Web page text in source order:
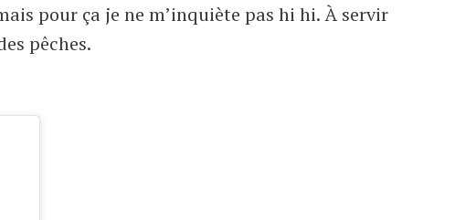
pour ça je ne m’inquiète pas hi hi. À servir
pêches.